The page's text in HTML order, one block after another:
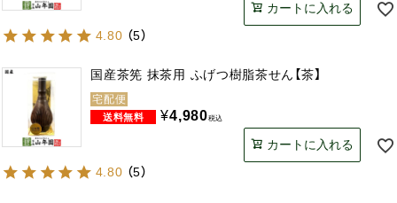
カートに入れる
4.80 （5）
国産茶筅 抹茶用 ふげつ樹脂茶せん【茶】
宅配便
¥4,980税込
カートに入れる
4.80 （5）